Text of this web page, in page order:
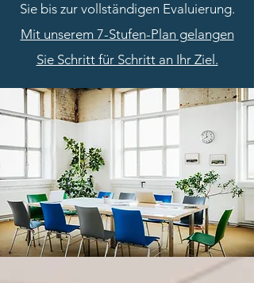
Sie bis zur vollständigen Evaluierung.
Mit unserem 7-Stufen-Plan gelangen
Sie Schritt für Schritt an Ihr Ziel.